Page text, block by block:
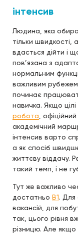
інтенсив
Людина, яка
тільки швидкості,
вдасться дійти і
пов’язана з
нормальним
важливим
починає
навичка. Якщо
робота ,
академічний
інтенсив варто
а як спосіб
життєву віддачу.
такий темп, і не
Тут же важливо
достатньо B1. Для
вакансій, для
так, цього рівня
різницю. Але якщо